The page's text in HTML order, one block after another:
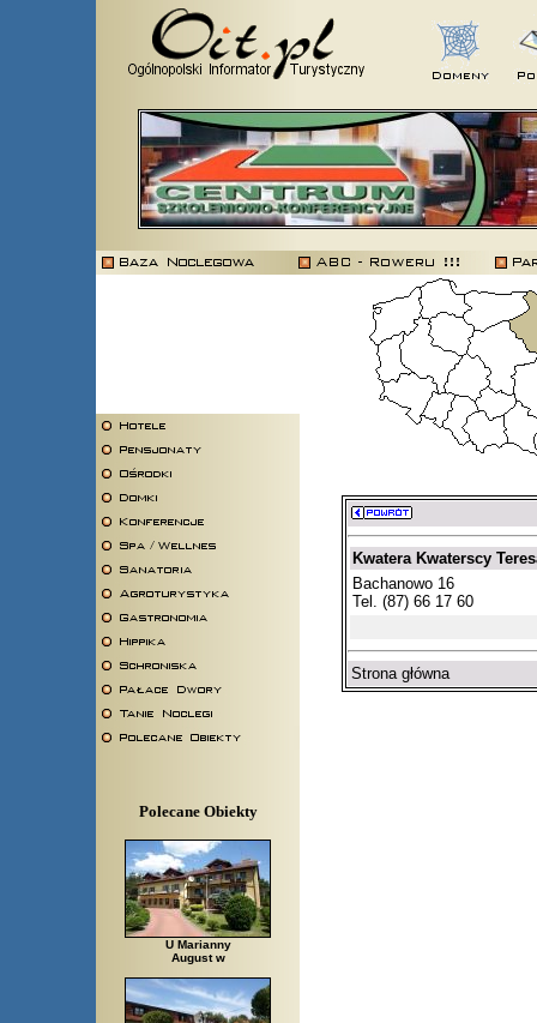
Polecane Obiekty
U Marianny
August w
Kwatera Kwaterscy
Bachanowo 16
Tel. (87) 66 17 60
Strona główna